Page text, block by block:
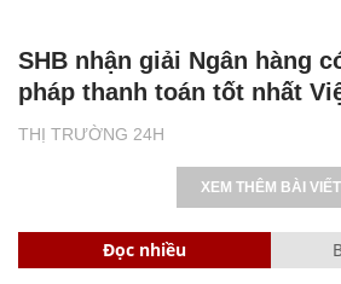
THỊ TRƯỜNG 24H
SHB nhận giải Ngân hàng
pháp thanh toán tốt nhất
XEM THÊM BÀI VIẾT
Đọc nhiều